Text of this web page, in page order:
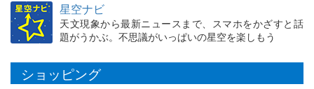
星空ナビ
天文現象から最新ニュースまで、スマホをかざすと話
題がうかぶ。不思議がいっぱいの星空を楽しもう
ショッピング